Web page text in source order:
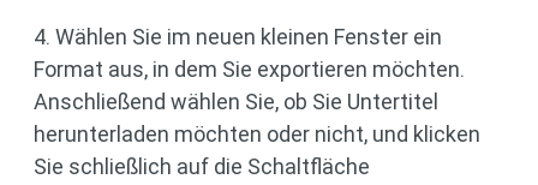
4. Wählen Sie im neuen kleinen Fenster ein
Format aus, in dem Sie exportieren möchten.
Anschließend wählen Sie, ob Sie Untertitel
herunterladen möchten oder nicht, und klicken
Sie schließlich auf die Schaltfläche